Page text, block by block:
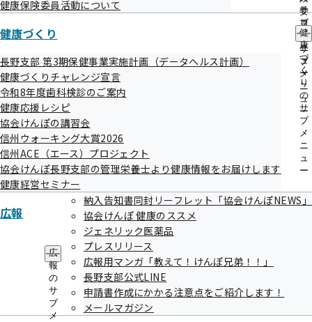
サ
ブ
メ
ニ
ュ
ー
委
員
の
サ
ブ
メ
ニ
ュ
ー
健康保険委員活動について
健康づくり
健
康
づ
く
り
の
サ
ブ
メ
ニ
ュ
ー
長野支部 第3期保健事業実施計画（データヘルス計画）
健康づくりチャレンジ宣言
令和8年度歯科検診のご案内
健康応援レシピ
協会けんぽの講習会
信州ウォーキング大賞2026
信州ACE（エース）プロジェクト
協会けんぽ長野支部の管理栄養士より健康情報をお届けします
健康経営セミナー
広報
広
報
の
サ
ブ
メ
納入告知書同封リーフレット「協会けんぽNEWS」
協会けんぽ 健康のススメ
ジェネリック医薬品
プレスリリース
広報用マンガ「教えて！けんぽ兄弟！！」
長野支部公式LINE
申請書作成にかかる注意点をご紹介します！
メールマガジン
ジェネリック医薬品
プレスリリース
広報用マンガ「教えて！けんぽ兄
弟！！」